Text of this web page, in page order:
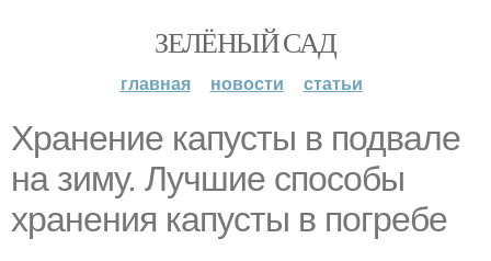
ЗЕЛЁНЫЙ САД
главная новости статьи
Хранение капусты в подвале
на зиму. Лучшие способы
хранения капусты в погребе